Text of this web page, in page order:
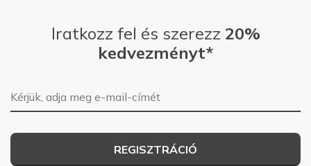
Iratkozz fel és szerezz 20%
kedvezményt*
E-mail-cím
REGISZTRÁCIÓ